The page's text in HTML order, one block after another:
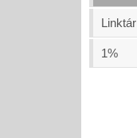
Linktár
1%